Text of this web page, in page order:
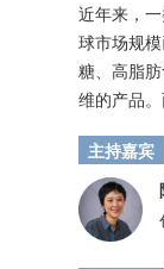
近年来，
球市场规
糖、高脂
维的产品
主持嘉宾